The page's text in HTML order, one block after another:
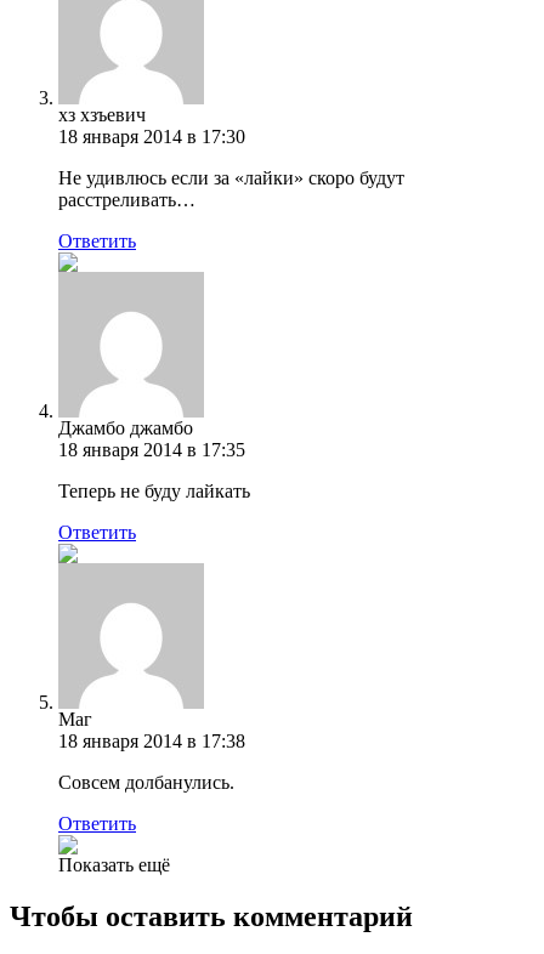
хз хзъевич
18 января 2014 в 17:30
Не удивлюсь если за «лайки» скоро будут
расстреливать…
Ответить
Джамбо джамбо
18 января 2014 в 17:35
Теперь не буду лайкать
Ответить
Маг
18 января 2014 в 17:38
Совсем долбанулись.
Ответить
Показать ещё
Чтобы оставить комментарий